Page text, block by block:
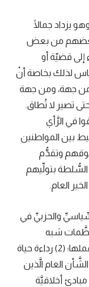
يزداد جمالًا
بعضهم من بعض
إلى قضيّة أو
لذلك بخاصة أنْ
جهة، ومن جهة
تصير لا تُطاق.
في الرَّأي
بين المواطنين
وتقدُّم
بتولِّيهم
العام.
والحزبيِّ في
الأحزاب منظَّمات شبه
عسكريَّة استخدمت العنف على أشكاله في عملها؛ (2) رداءة حياة
العام الَّذين
أخلاقيَّة